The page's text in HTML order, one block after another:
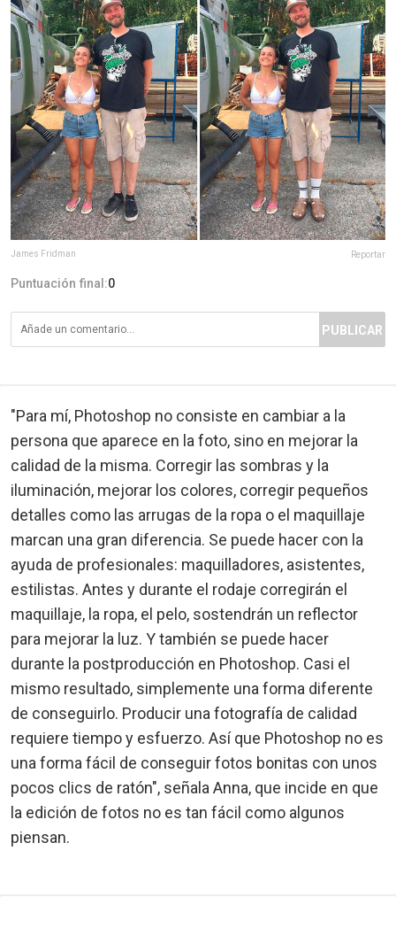
James Fridman Reportar
Puntuación final:0
PUBLICAR
"Para mí, Photoshop no consiste en cambiar a la
persona que aparece en la foto, sino en mejorar la
calidad de la misma. Corregir las sombras y la
iluminación, mejorar los colores, corregir pequeños
detalles como las arrugas de la ropa o el maquillaje
marcan una gran diferencia. Se puede hacer con la
ayuda de profesionales: maquilladores, asistentes,
estilistas. Antes y durante el rodaje corregirán el
maquillaje, la ropa, el pelo, sostendrán un reflector
para mejorar la luz. Y también se puede hacer
durante la postproducción en Photoshop. Casi el
mismo resultado, simplemente una forma diferente
de conseguirlo. Producir una fotografía de calidad
requiere tiempo y esfuerzo. Así que Photoshop no es
una forma fácil de conseguir fotos bonitas con unos
pocos clics de ratón", señala Anna, que incide en que
la edición de fotos no es tan fácil como algunos
piensan.